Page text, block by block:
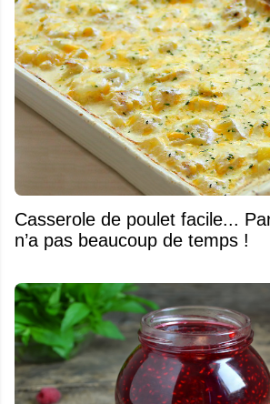
Casserole de poulet facile...
n’a pas beaucoup de temps !